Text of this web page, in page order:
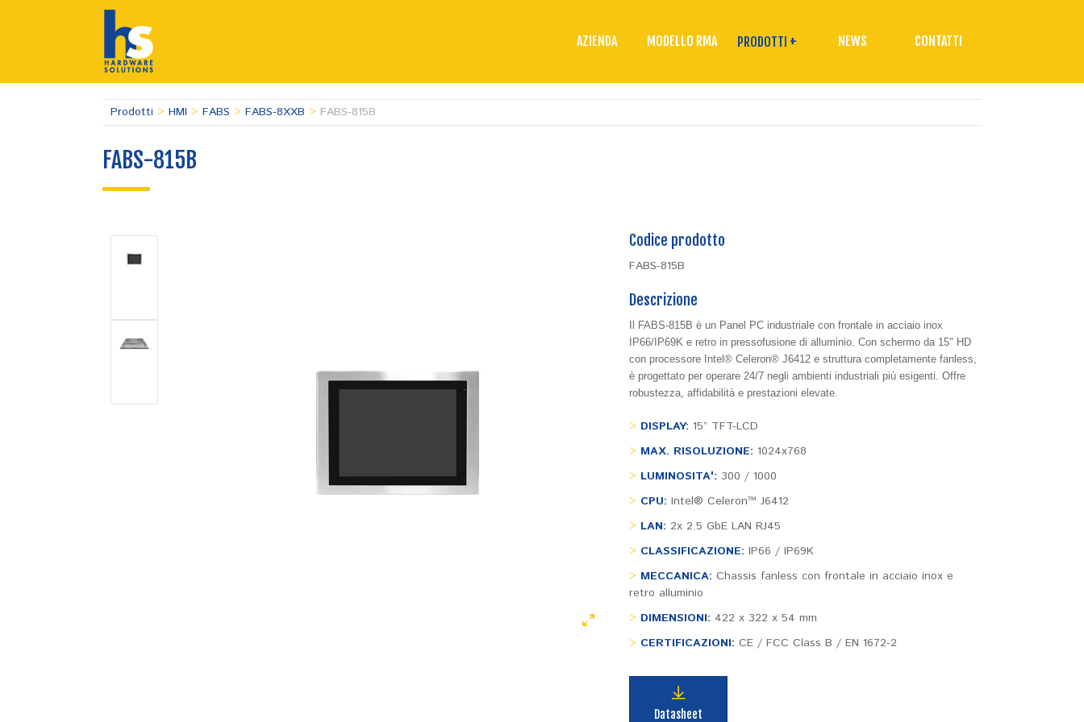
AZIENDA MODELLO RMA PRODOTTI + NEWS CONTATTI
Prodotti > HMI > FABS > FABS-8XXB > FABS-815B
FABS-815B
Codice prodotto
FABS-815B
Descrizione
Il FABS-815B è un Panel PC industriale con frontale in acciaio inox
IP66/IP69K e retro in pressofusione di alluminio. Con schermo da 15" HD
con processore Intel® Celeron® J6412 e struttura completamente fanless,
è progettato per operare 24/7 negli ambienti industriali più esigenti. Offre
robustezza, affidabilità e prestazioni elevate.
> DISPLAY: 15” TFT-LCD
> MAX. RISOLUZIONE: 1024x768
> LUMINOSITA': 300 / 1000
> CPU: Intel® Celeron™ J6412
> LAN: 2x 2.5 GbE LAN RJ45
> CLASSIFICAZIONE: IP66 / IP69K
> MECCANICA: Chassis fanless con frontale in acciaio inox e
retro alluminio
> DIMENSIONI: 422 x 322 x 54 mm
> CERTIFICAZIONI: CE / FCC Class B / EN 1672-2
Datasheet